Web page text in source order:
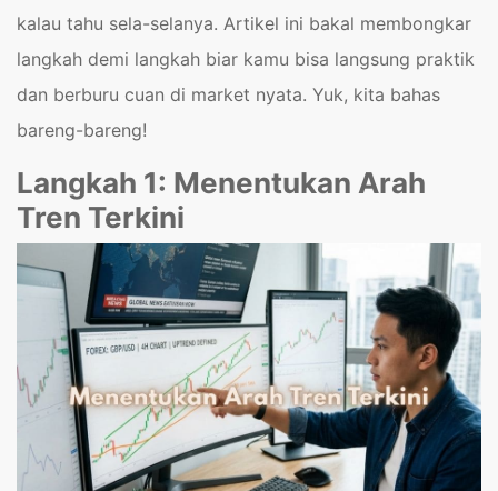
kalau tahu sela-selanya. Artikel ini bakal membongkar
langkah demi langkah biar kamu bisa langsung praktik
dan berburu cuan di market nyata. Yuk, kita bahas
bareng-bareng!
Langkah 1: Menentukan Arah
Tren Terkini